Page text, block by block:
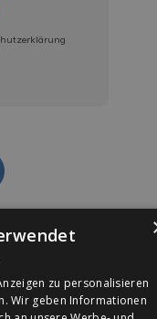
zu personalisieren
Wir geben Informationen